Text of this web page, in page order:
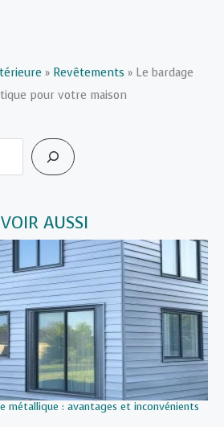
» Revêtements » Le bardage
pour votre maison
VOIR AUSSI
métallique : avantages et inconvénients